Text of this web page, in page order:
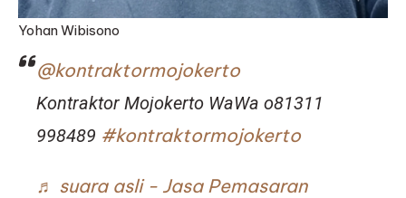
Yohan Wibisono
@kontraktormojokerto
Kontraktor Mojokerto WaWa o81311
998489 #kontraktormojokerto
♬ suara asli - Jasa Pemasaran